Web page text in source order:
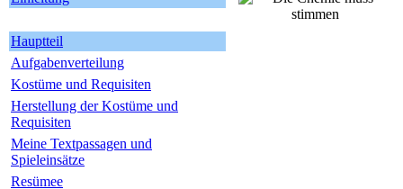
Hauptteil
Aufgabenverteilung
Kostüme und Requisiten
Herstellung der Kostüme und
Requisiten
Meine Textpassagen und
Spieleinsätze
Resümee